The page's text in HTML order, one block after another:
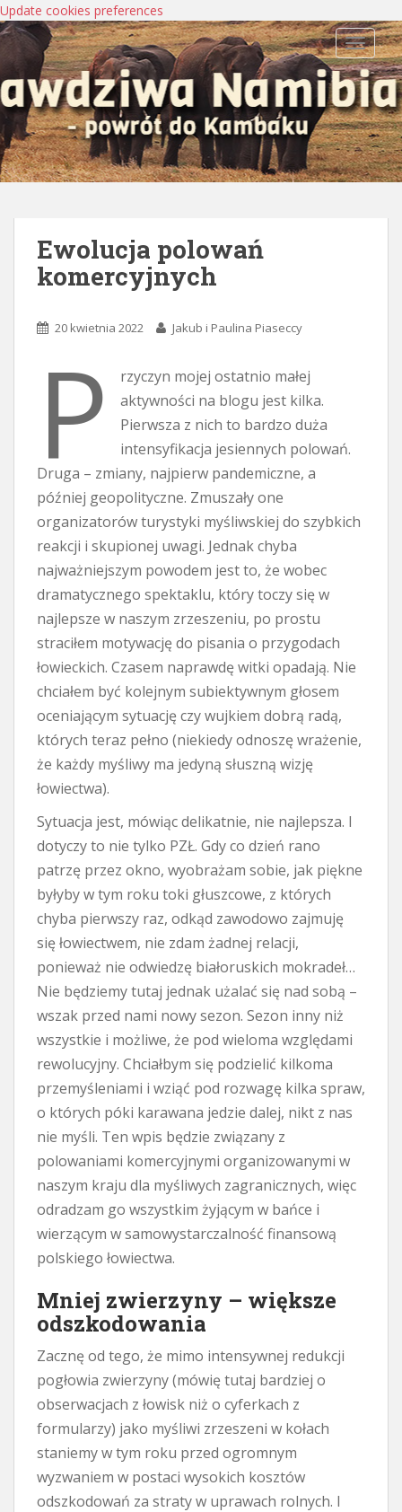
Update cookies preferences
Ewolucja polowań
komercyjnych
20 kwietnia 2022 Jakub i Paulina Piaseccy
P
rzyczyn mojej ostatnio małej
aktywności na blogu jest kilka.
Pierwsza z nich to bardzo duża
intensyfikacja jesiennych polowań.
Druga – zmiany, najpierw pandemiczne, a
później geopolityczne. Zmuszały one
organizatorów turystyki myśliwskiej do szybkich
reakcji i skupionej uwagi. Jednak chyba
najważniejszym powodem jest to, że wobec
dramatycznego spektaklu, który toczy się w
najlepsze w naszym zrzeszeniu, po prostu
straciłem motywację do pisania o przygodach
łowieckich. Czasem naprawdę witki opadają. Nie
chciałem być kolejnym subiektywnym głosem
oceniającym sytuację czy wujkiem dobrą radą,
których teraz pełno (niekiedy odnoszę wrażenie,
że każdy myśliwy ma jedyną słuszną wizję
łowiectwa).
Sytuacja jest, mówiąc delikatnie, nie najlepsza. I
dotyczy to nie tylko PZŁ. Gdy co dzień rano
patrzę przez okno, wyobrażam sobie, jak piękne
byłyby w tym roku toki głuszcowe, z których
chyba pierwszy raz, odkąd zawodowo zajmuję
się łowiectwem, nie zdam żadnej relacji,
ponieważ nie odwiedzę białoruskich mokradeł…
Nie będziemy tutaj jednak użalać się nad sobą –
wszak przed nami nowy sezon. Sezon inny niż
wszystkie i możliwe, że pod wieloma względami
rewolucyjny. Chciałbym się podzielić kilkoma
przemyśleniami i wziąć pod rozwagę kilka spraw,
o których póki karawana jedzie dalej, nikt z nas
nie myśli. Ten wpis będzie związany z
polowaniami komercyjnymi organizowanymi w
naszym kraju dla myśliwych zagranicznych, więc
odradzam go wszystkim żyjącym w bańce i
wierzącym w samowystarczalność finansową
polskiego łowiectwa.
Mniej zwierzyny – większe
odszkodowania
Zacznę od tego, że mimo intensywnej redukcji
pogłowia zwierzyny (mówię tutaj bardziej o
obserwacjach z łowisk niż o cyferkach z
formularzy) jako myśliwi zrzeszeni w kołach
staniemy w tym roku przed ogromnym
wyzwaniem w postaci wysokich kosztów
odszkodowań za straty w uprawach rolnych. I